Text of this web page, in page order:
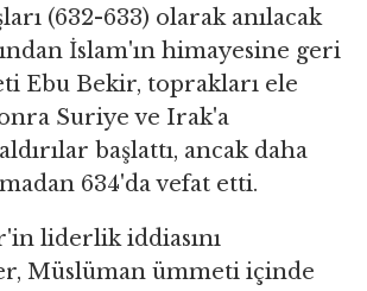
(632-633) olarak anılacak
İslam'ın himayesine geri
Ebu Bekir, toprakları ele
Suriye ve Irak'a
başlattı, ancak daha
634'da vefat etti.
liderlik iddiasını
Müslüman ümmeti içinde